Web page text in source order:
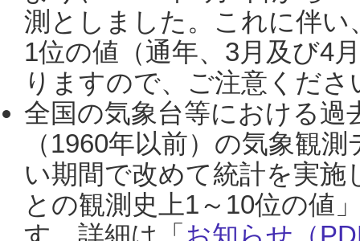
測としました。これに伴い
1位の値（通年、3月及び4
りますので、ご注意くだ
全国の気象台等における過
（1960年以前）の気象観
い期間で改めて統計を実
との観測史上1～10位の値
す。詳細は「 お知らせ（